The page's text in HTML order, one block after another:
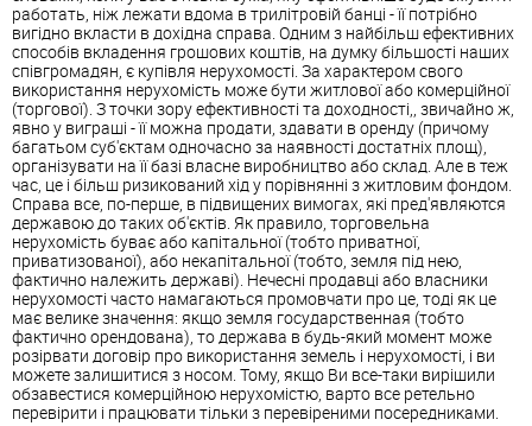
работать, ніж лежати вдома в трилітровій банці - її потрібно
вигідно вкласти в дохідна справа. Одним з найбільш ефективних
способів вкладення грошових коштів, на думку більшості наших
співгромадян, є купівля нерухомості. За характером свого
використання нерухомість може бути житлової або комерційної
(торгової). З точки зору ефективності та доходності,, звичайно ж,
явно у виграші - її можна продати, здавати в оренду (причому
багатьом суб'єктам одночасно за наявності достатніх площ),
організувати на її базі власне виробництво або склад. Але в теж
час, це і більш ризикований хід у порівнянні з житловим фондом.
Справа все, по-перше, в підвищених вимогах, які пред'являются
державою до таких об'єктів. Як правило, торговельна
нерухомість буває або капітальної (тобто приватної,
приватизованої), або некапітальної (тобто, земля під нею,
фактично належить державі). Нечесні продавці або власники
нерухомості часто намагаються промовчати про це, тоді як це
має велике значення: якщо земля государственная (тобто
фактично орендована), то держава в будь-який момент може
розірвати договір про використання земель і нерухомості, і ви
можете залишитися з носом. Тому, якщо Ви все-таки вирішили
обзавестися комерційною нерухомістю, варто все ретельно
перевірити і працювати тільки з перевіреними посередниками.